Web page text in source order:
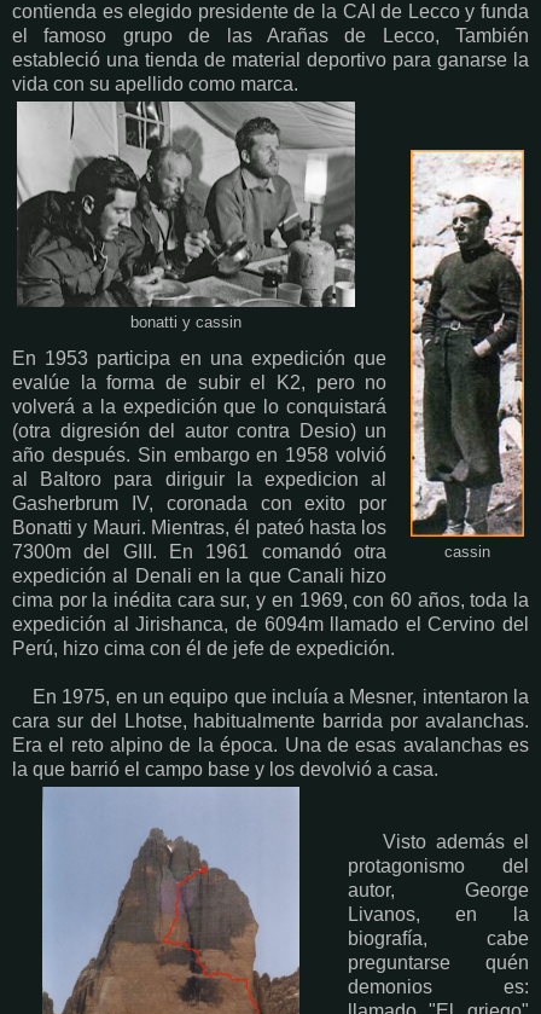
contienda es elegido presidente de la CAI de Lecco y funda
el famoso grupo de las Arañas de Lecco, También
estableció una tienda de material deportivo para ganarse la
vida con su apellido como marca.
bonatti y cassin
cassin
En 1953 participa en una expedición que
evalúe la forma de subir el K2, pero no
volverá a la expedición que lo conquistará
(otra digresión del autor contra Desio) un
año después. Sin embargo en 1958 volvió
al Baltoro para diriguir la expedicion al
Gasherbrum IV, coronada con exito por
Bonatti y Mauri. Mientras, él pateó hasta los
7300m del GIII. En 1961 comandó otra
expedición al Denali en la que Canali hizo
cima por la inédita cara sur, y en 1969, con 60 años, toda la
expedición al Jirishanca, de 6094m llamado el Cervino del
Perú, hizo cima con él de jefe de expedición.
En 1975, en un equipo que incluía a Mesner, intentaron la
cara sur del Lhotse, habitualmente barrida por avalanchas.
Era el reto alpino de la época. Una de esas avalanchas es
la que barrió el campo base y los devolvió a casa.
Visto además el
protagonismo del
autor, George
Livanos, en la
biografía, cabe
preguntarse quén
demonios es: